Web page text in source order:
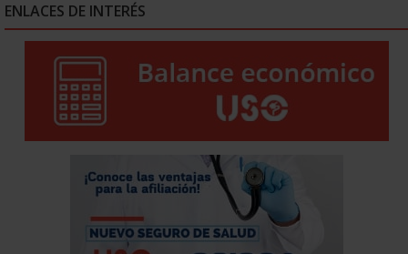
ENLACES DE INTERÉS